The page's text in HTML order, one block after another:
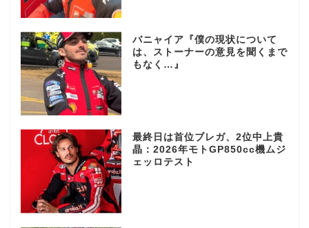
バニャイア『僕の現状について
は、ストーナーの意見を聞くまで
もなく…』
最終日は首位ブレガ、2位中上貴
晶：2026年モトGP850cc機ムジ
ェッロテスト